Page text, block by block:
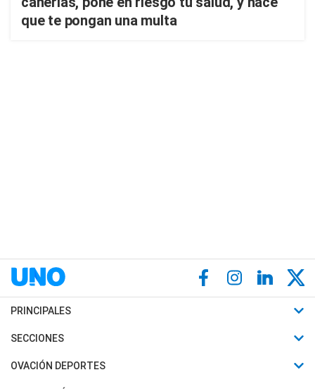
que te pongan una multa
PRINCIPALES
Últimas Noticias
Política
SECCIONES
Horóscopo
OVACIÓN DEPORTES